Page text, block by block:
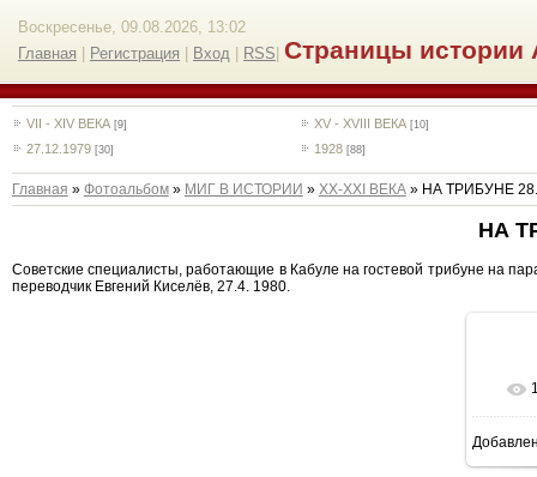
Воскресенье, 09.08.2026, 13:02
Главная
Регистрация Вход RSS Страницы истории
VII - XIV ВЕКА [9] XV - XVIII ВЕКА [10]
27.12.1979 [30] 1928 [88]
Главная » Фотоальбом» МИГ В ИСТОРИИ » ХХ-XXI ВЕКА» НА ТРИБУНЕ
НА
Советские специалисты, работающие в Кабуле на гостевой трибуне на
переводчик Евгений Киселёв, 27.4. 1980.